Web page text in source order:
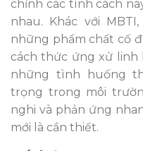
chỉnh các tính cách
nhau. Khác với
những phẩm chất cố
cách thức ứng xử linh
những tình huống
trọng trong môi
nghi và phản ứng
mới là cần thiết.